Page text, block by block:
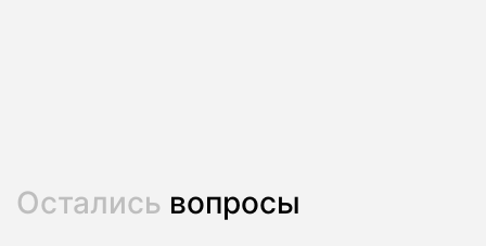
Остались вопросы